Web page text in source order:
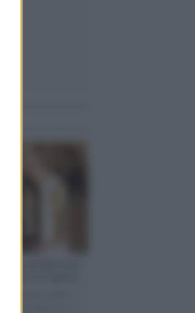
per il 16 agosto
l'Ateneo offrirà